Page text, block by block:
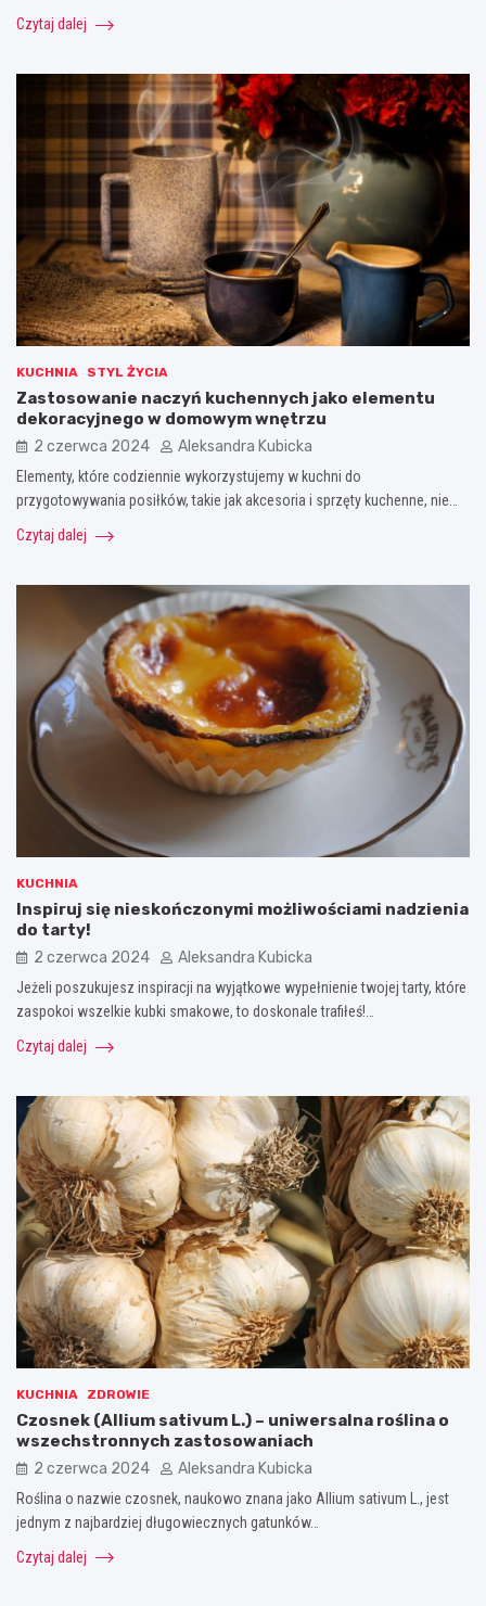
Czytaj dalej
KUCHNIA STYL ŻYCIA
Zastosowanie naczyń kuchennych jako elementu
dekoracyjnego w domowym wnętrzu
2 czerwca 2024 Aleksandra Kubicka
Elementy, które codziennie wykorzystujemy w kuchni do
przygotowywania posiłków, takie jak akcesoria i sprzęty kuchenne, nie…
Czytaj dalej
KUCHNIA
Inspiruj się nieskończonymi możliwościami nadzienia
do tarty!
2 czerwca 2024 Aleksandra Kubicka
Jeżeli poszukujesz inspiracji na wyjątkowe wypełnienie twojej tarty, które
zaspokoi wszelkie kubki smakowe, to doskonale trafiłeś!…
Czytaj dalej
KUCHNIA ZDROWIE
Czosnek (Allium sativum L.) – uniwersalna roślina o
wszechstronnych zastosowaniach
2 czerwca 2024 Aleksandra Kubicka
Roślina o nazwie czosnek, naukowo znana jako Allium sativum L., jest
jednym z najbardziej długowiecznych gatunków…
Czytaj dalej